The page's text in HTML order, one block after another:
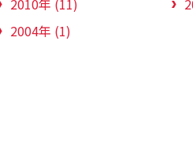
2004年 (1)